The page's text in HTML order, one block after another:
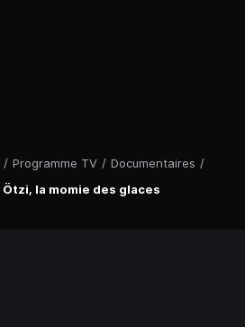
/ Programme TV / Documentaires /
Ötzi, la momie des glaces